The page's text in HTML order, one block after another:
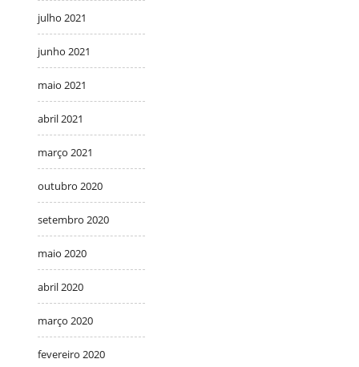
julho 2021
junho 2021
maio 2021
abril 2021
março 2021
outubro 2020
setembro 2020
maio 2020
abril 2020
março 2020
fevereiro 2020